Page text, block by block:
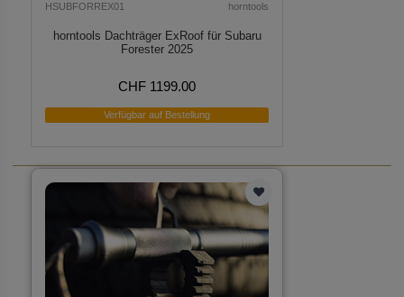
HSUBFORREX01 horntools
horntools Dachträger ExRoof für Subaru
Forester 2025
CHF 1199.00
Verfügbar auf Bestellung